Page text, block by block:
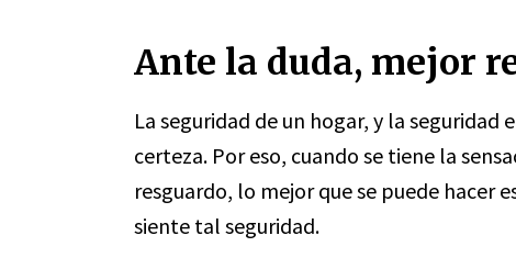
Ante la duda, mejor
La seguridad de un hogar, y la seguridad
certeza. Por eso, cuando se tiene la
resguardo, lo mejor que se puede hacer
siente tal seguridad.